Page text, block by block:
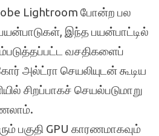
Lightroom போன்ற பல
இந்த பயன்பாட்டில்
வசதிகளைப்
அல்ட்ரா செயலியுடன் கூடிய
சிறப்பாகச் செயல்படுமாறு
பகுதி GPU காரணமாகவும்